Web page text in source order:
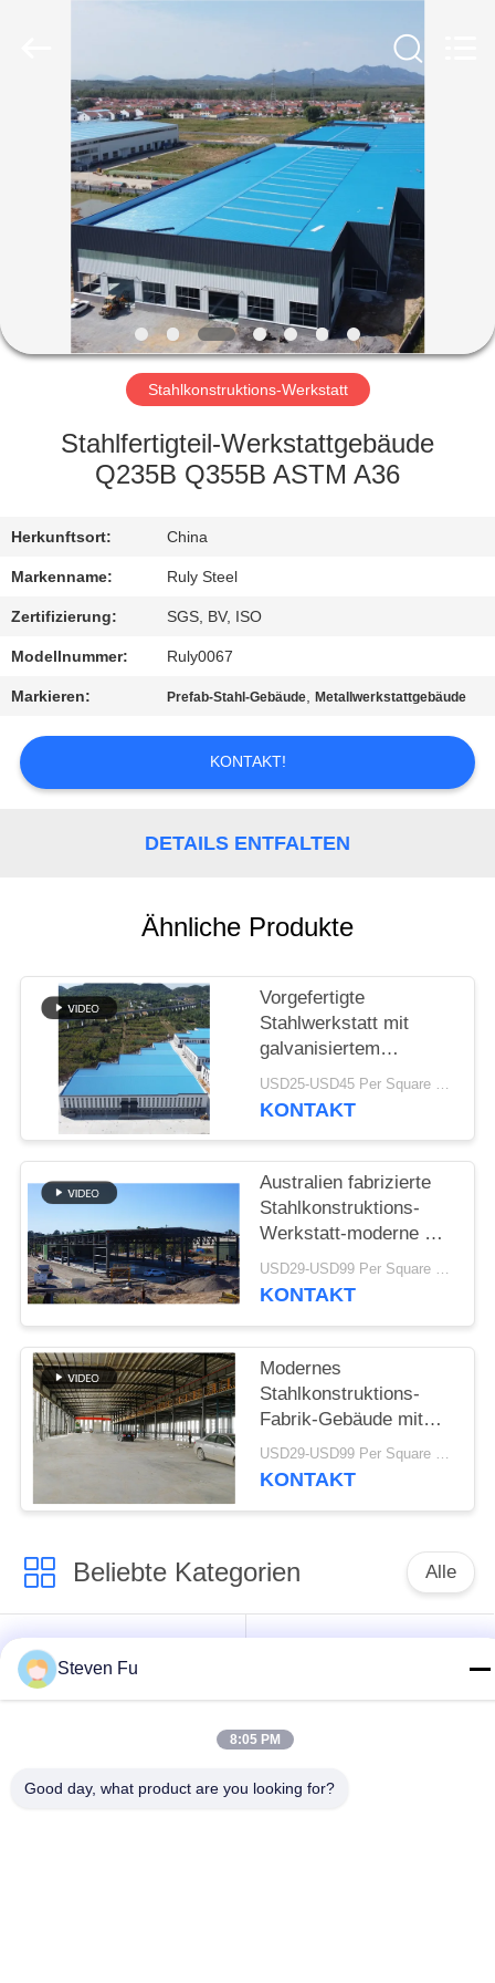
HAUS
PRODUKTE
VIDEOS
VR
SHOW
ÜBER
FABRIK-
AUSFLUG
QUALITÄTSKONTROLLE
TRETEN
SIE
MIT
STÖRUNGS-
LÖSUNG
BLOG
SITEMAP
PRIVACY
POLICY
Stahlkonstruktions-Werkstatt
Stahlfertigteil-Werkstattgebäude
Q235B Q355B ASTM A36
Herkunftsort: China
Markenname: Ruly Steel
Zertifizierung: SGS, BV, ISO
Modellnummer: Ruly0067
Markieren: Prefab-Stahl-Gebäude,Metallwerkstattgebäude
KONTAKT!
DETAILS ENTFALTEN
Ähnliche Produkte
Vorgefertigte
Stahlwerkstatt mit
galvanisiertem
Portalrahmen
USD25-USD45 Per Square Meter MOQ:200 Quadratmeter
KONTAKT
Australien fabrizierte
Stahlkonstruktions-
Werkstatt-moderne Art
Binder-Dach vor
USD29-USD99 Per Square Meter MOQ:500 Quadratmeter
KONTAKT
Modernes
Stahlkonstruktions-
Fabrik-Gebäude mit
Mezzanin-
Metallwerkstatt-Bau
USD29-USD99 Per Square Meter MOQ:500 Quadratmeter
KONTAKT
Beliebte Kategorien Alle
Stahlkonstruktion
Lager
Vorfabrizierte
Steven Fu
8:05 PM
Good day, what product are you looking for?